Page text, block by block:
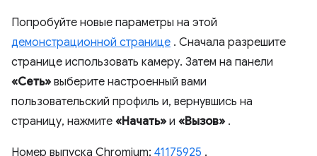
Попробуйте новые параметры на этой
демонстрационной странице . Сначала разрешите
странице использовать камеру. Затем на панели
«Сеть» выберите настроенный вами
пользовательский профиль и, вернувшись на
страницу, нажмите «Начать» и «Вызов» .
Номер выпуска Chromium: 41175925 .